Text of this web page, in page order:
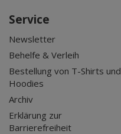
Service
Newsletter
Behelfe & Verleih
Bestellung von T-Shirts und
Hoodies
Archiv
Erklärung zur
Barrierefreiheit